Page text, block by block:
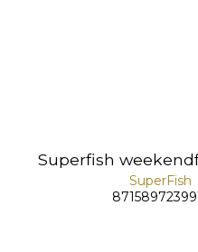
Superfish
SuperFish